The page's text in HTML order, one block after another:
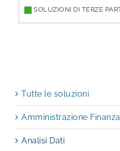
SOLUZIONI DI TERZE
Tutte le soluzioni
Amministrazione
Analisi Dati